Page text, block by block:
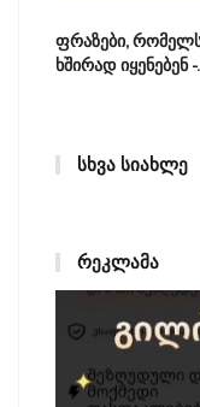
ფრაზები,
ხშირად იყენებენ -
ᲡᲮᲕᲐ ᲡᲘᲐᲮᲚᲔ
ᲠᲔᲙᲚᲐᲛᲐ